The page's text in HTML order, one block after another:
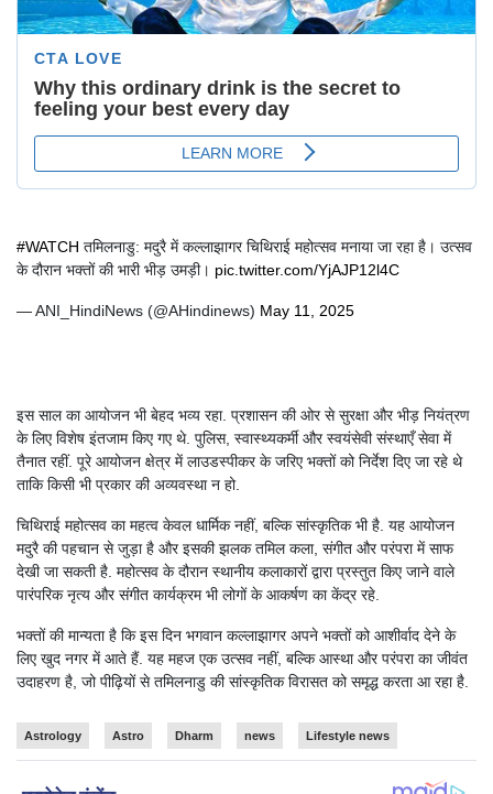
#WATCH तमिलनाडु: मदुरै में कल्लाझागर चिथिराई महोत्सव मनाया जा रहा है। उत्सव
के दौरान भक्तों की भारी भीड़ उमड़ी। pic.twitter.com/YjAJP12l4C
— ANI_HindiNews (@AHindinews) May 11, 2025
इस साल का आयोजन भी बेहद भव्य रहा. प्रशासन की ओर से सुरक्षा और भीड़ नियंत्रण
के लिए विशेष इंतजाम किए गए थे. पुलिस, स्वास्थ्यकर्मी और स्वयंसेवी संस्थाएँ सेवा में
तैनात रहीं. पूरे आयोजन क्षेत्र में लाउडस्पीकर के जरिए भक्तों को निर्देश दिए जा रहे थे
ताकि किसी भी प्रकार की अव्यवस्था न हो.
चिथिराई महोत्सव का महत्व केवल धार्मिक नहीं, बल्कि सांस्कृतिक भी है. यह आयोजन
मदुरै की पहचान से जुड़ा है और इसकी झलक तमिल कला, संगीत और परंपरा में साफ
देखी जा सकती है. महोत्सव के दौरान स्थानीय कलाकारों द्वारा प्रस्तुत किए जाने वाले
पारंपरिक नृत्य और संगीत कार्यक्रम भी लोगों के आकर्षण का केंद्र रहे.
भक्तों की मान्यता है कि इस दिन भगवान कल्लाझागर अपने भक्तों को आशीर्वाद देने के
लिए खुद नगर में आते हैं. यह महज एक उत्सव नहीं, बल्कि आस्था और परंपरा का जीवंत
उदाहरण है, जो पीढ़ियों से तमिलनाडु की सांस्कृतिक विरासत को समृद्ध करता आ रहा है.
Astrology Astro Dharm news Lifestyle news